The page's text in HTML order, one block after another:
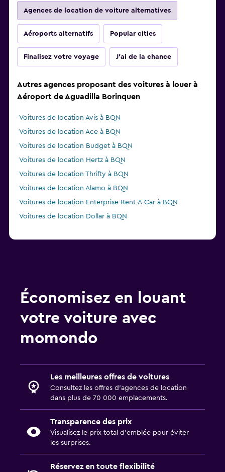
Agences de location de voiture alternatives
Aéroports alternatifs Popular cities
Finalisez votre voyage J'ai de la chance
Autres agences proposant des voitures à louer à
Aéroport de Aguadilla Borinquen
Voitures de location Avis à BQN
Voitures de location Ace à BQN
Voitures de location Budget à BQN
Voitures de location Hertz à BQN
Voitures de location Thrifty à BQN
Voitures de location Alamo à BQN
Voitures de location Enterprise Rent-A-Car à BQN
Voitures de location Dollar à BQN
Économisez en louant
votre voiture avec
momondo
Les meilleures offres de voitures
Consultez les offres d’agences de location
dans plus de 70 000 emplacements.
Transparence des prix
Visualisez le prix total d’emblée pour éviter
les surprises.
Réservez en toute flexibilité